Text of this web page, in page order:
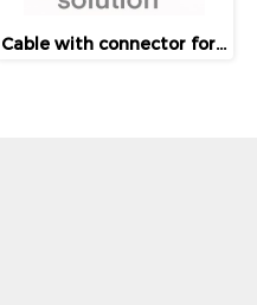
Cable with connector for receiver [C&D-CD810]